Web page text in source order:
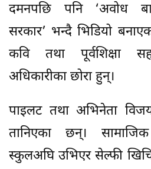
दमनपछि पनि ‘अवोध
सरकार’ भन्दै भिडियो
कवि तथा पूर्वशिक्षा
अधिकारीका छोरा हुन्।
पाइलट तथा अभिनेता
तानिएका छन्।
स्कुलअघि उभिएर सेल्फी